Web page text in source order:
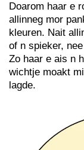
Doarom haar e
allinneg mor
kleuren. Nait
of n spieker,
Zo haar e ais n
wichtje moakt
lagde.